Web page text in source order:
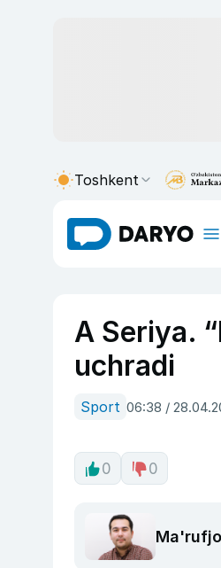
Toshkent
A Seriya.
uchradi
Sport 06:38 /
0 0